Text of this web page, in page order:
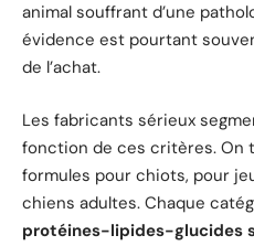
animal souffrant d’une
évidence est pourtant
de l’achat.
Les fabricants sérieux
fonction de ces critères. On
formules pour chiots, pour
chiens adultes. Chaque
protéines-lipides-glucides